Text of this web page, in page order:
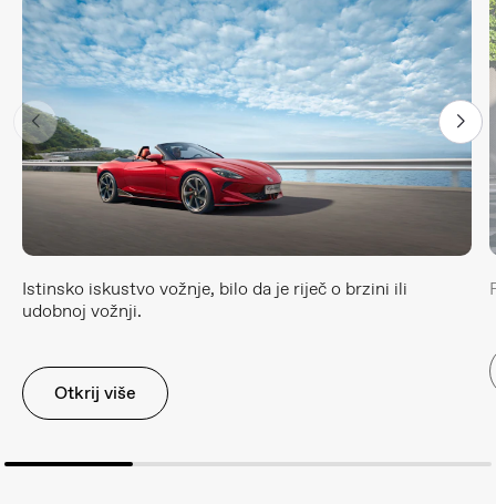
Istinsko iskustvo vožnje, bilo da je riječ o brzini ili
udobnoj vožnji.
Otkrij više